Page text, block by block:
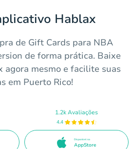
Hablax
de Gift Cards para NBA
de forma prática. Baixe
agora mesmo e facilite suas
em Puerto Rico!
1.2k Avaliações
4.4
Disponível na
AppStore